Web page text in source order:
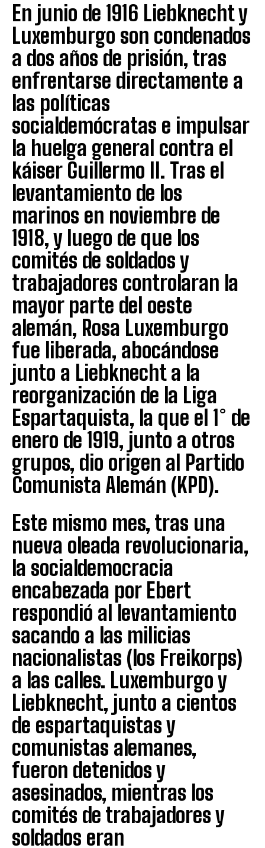
En junio de 1916 Liebknecht y
Luxemburgo son condenados
a dos años de prisión, tras
enfrentarse directamente a
las políticas
socialdemócratas e impulsar
la huelga general contra el
káiser Guillermo II. Tras el
levantamiento de los
marinos en noviembre de
1918, y luego de que los
comités de soldados y
trabajadores controlaran la
mayor parte del oeste
alemán, Rosa Luxemburgo
fue liberada, abocándose
junto a Liebknecht a la
reorganización de la Liga
Espartaquista, la que el 1° de
enero de 1919, junto a otros
grupos, dio origen al Partido
Comunista Alemán (KPD).
Este mismo mes, tras una
nueva oleada revolucionaria,
la socialdemocracia
encabezada por Ebert
respondió al levantamiento
sacando a las milicias
nacionalistas (los Freikorps)
a las calles. Luxemburgo y
Liebknecht, junto a cientos
de espartaquistas y
comunistas alemanes,
fueron detenidos y
asesinados, mientras los
comités de trabajadores y
soldados eran